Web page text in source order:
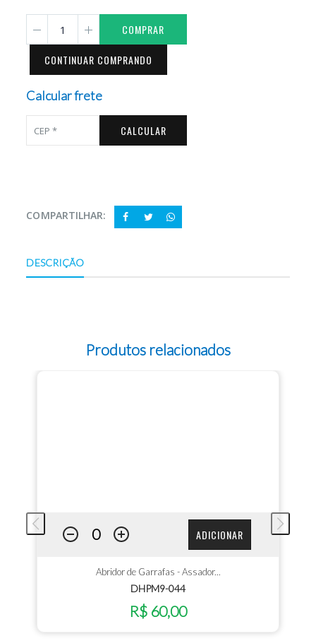
COMPRAR
CONTINUAR COMPRANDO
Calcular frete
CALCULAR
COMPARTILHAR:
DESCRIÇÃO
Produtos relacionados
ADICIONAR
Abridor de Garrafas - Assador...
DHPM9-044
R$ 60,00